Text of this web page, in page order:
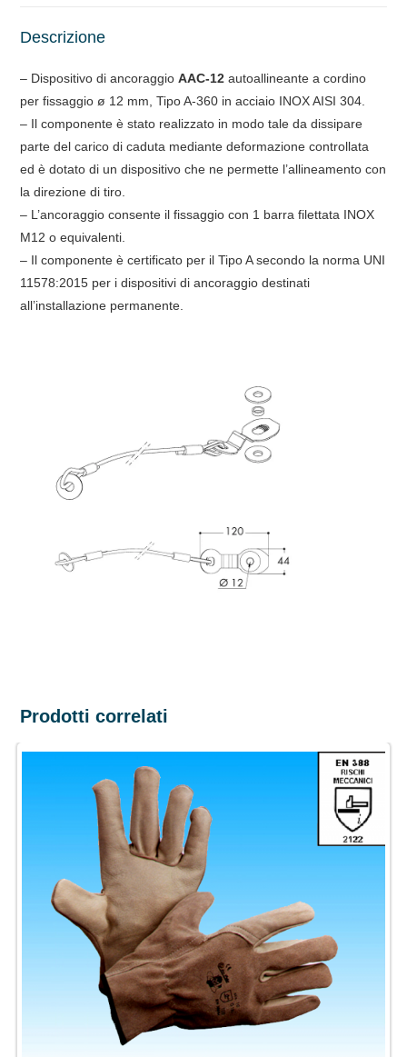
Descrizione
– Dispositivo di ancoraggioAAC-12 autoallineante a cordino
per fissaggio ø 12 mm, Tipo A-360 in acciaio INOX AISI 304.
– Il componente è stato realizzato in modo tale da dissipare
parte del carico di caduta mediante deformazione controllata
ed è dotato di un dispositivo che ne permette l’allineamento con
la direzione di tiro.
– L’ancoraggio consente il fissaggio con 1 barra filettata INOX
M12 o equivalenti.
– Il componente è certificato per il Tipo A secondo la norma UNI
11578:2015 per i dispositivi di ancoraggio destinati
all’installazione permanente.
Prodotti correlati